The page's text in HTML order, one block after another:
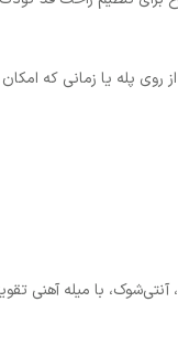
پله یا زمانی که
با میله آهنی